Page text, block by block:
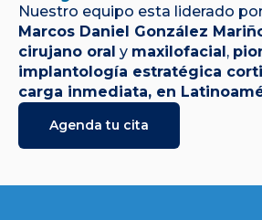
Nuestro equipo esta liderado
Marcos Daniel González
cirujano oral y maxilofacial,
implantología estratégica
carga inmediata, en
Agenda tu cita